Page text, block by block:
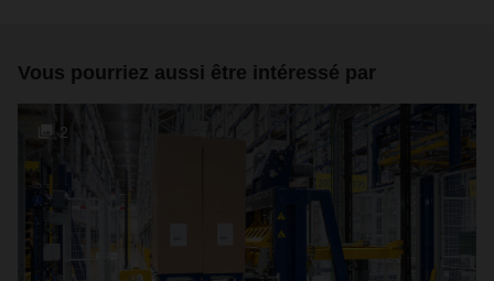
Vous pourriez aussi être intéressé par
2